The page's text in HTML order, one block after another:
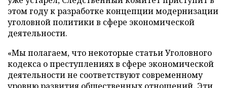
этом году к разработке концепции модернизации
уголовной политики в сфере экономической
деятельности.
«Мы полагаем, что некоторые статьи Уголовного
кодекса о преступлениях в сфере экономической
деятельности не соответствуют современному